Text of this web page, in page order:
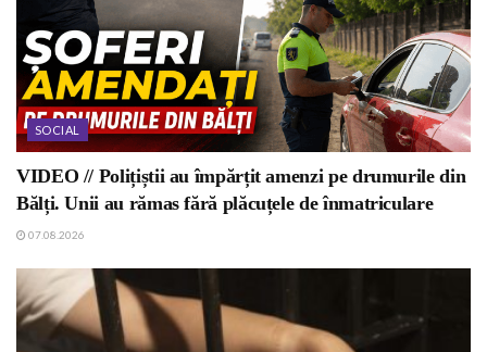
SOCIAL
VIDEO // Polițiștii au împărțit amenzi pe drumurile din
Bălți. Unii au rămas fără plăcuțele de înmatriculare
07.08.2026